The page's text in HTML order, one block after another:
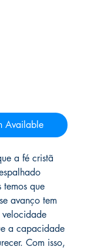
Sale
Available
a fé cristã
temos que
avanço tem
a capacidade
Com isso,